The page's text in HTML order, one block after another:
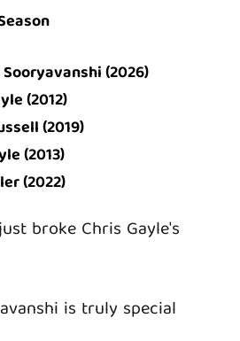
(2026)
(2012)
(2019)
(2013)
(2022)
broke Chris Gayle's
is truly special